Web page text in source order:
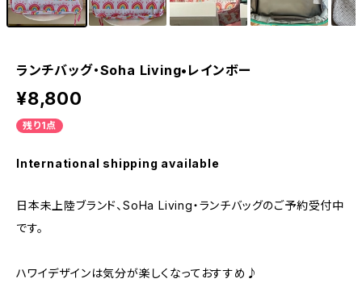
ランチバッグ・Soha Living•レインボー
¥8,800
残り1点
International shipping available
日本未上陸ブランド、SoHa Living・ランチバッグのご予約受付中
です。
ハワイデザインは気分が楽しくなっておすすめ♪